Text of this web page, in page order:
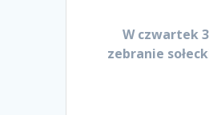
W czwartek
zebranie